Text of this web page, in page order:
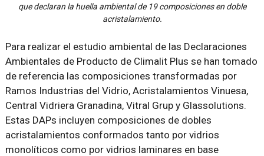
que declaran la huella ambiental de 19 composiciones en doble
acristalamiento.
Para realizar el estudio ambiental de las Declaraciones
Ambientales de Producto de Climalit Plus se han tomado
de referencia las composiciones transformadas por
Ramos Industrias del Vidrio, Acristalamientos Vinuesa,
Central Vidriera Granadina, Vitral Grup y Glassolutions.
Estas DAPs incluyen composiciones de dobles
acristalamientos conformados tanto por vidrios
monolíticos como por vidrios laminares en base